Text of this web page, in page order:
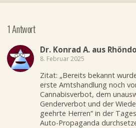
1 Antwort
Dr. Konrad A. aus
8. Februar 2025
Zitat: „Bereits bekannt
erste Amtshandlung noch
Cannabisverbot, dem
Genderverbot und der
geehrte Herren“ in der
Auto-Propaganda